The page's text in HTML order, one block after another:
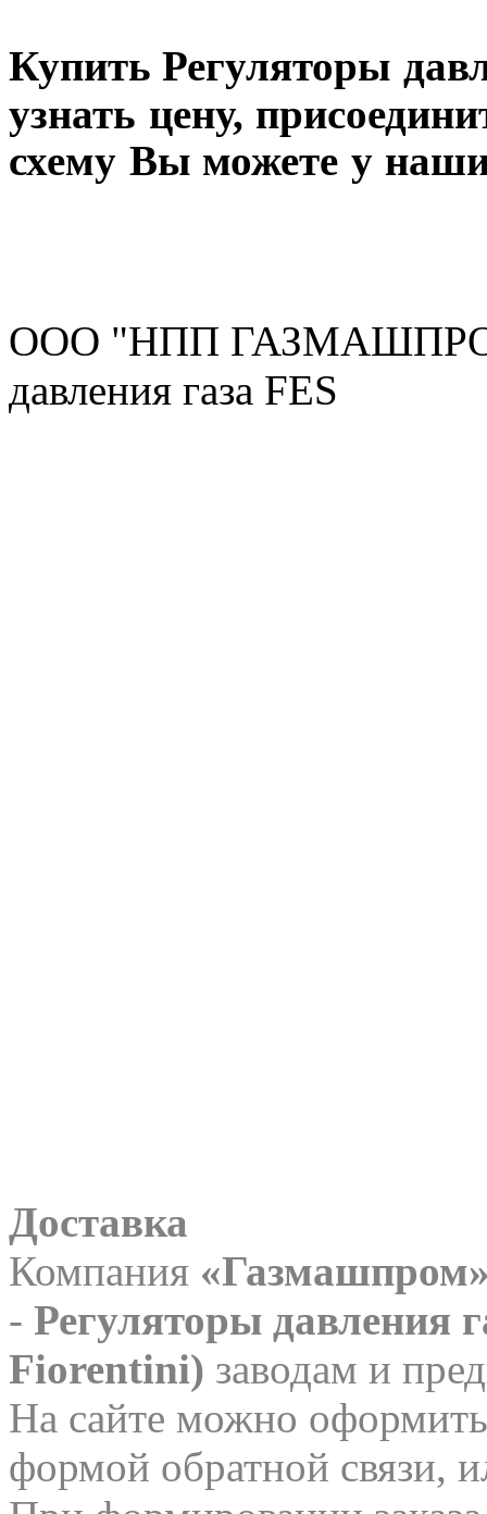
Купить Регуляторы
узнать цену,
схему Вы можете у
ООО "НПП
давления газа FES
Доставка
Компания
- Регуляторы давления
Fiorentini) заводам и
На сайте можно оформить
формой обратной связи,